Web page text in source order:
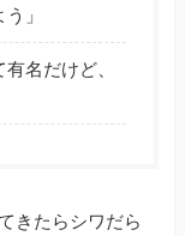
」
名だけど、
きたらシワだら